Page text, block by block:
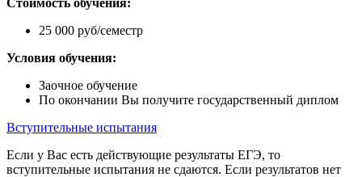
25 000 руб/семестр
Условия обучения:
Заочное обучение
По окончании Вы получите государственный диплом
Вступительные испытания
Если у Вас есть действующие результаты ЕГЭ, то
вступительные испытания не сдаются. Если результатов нет